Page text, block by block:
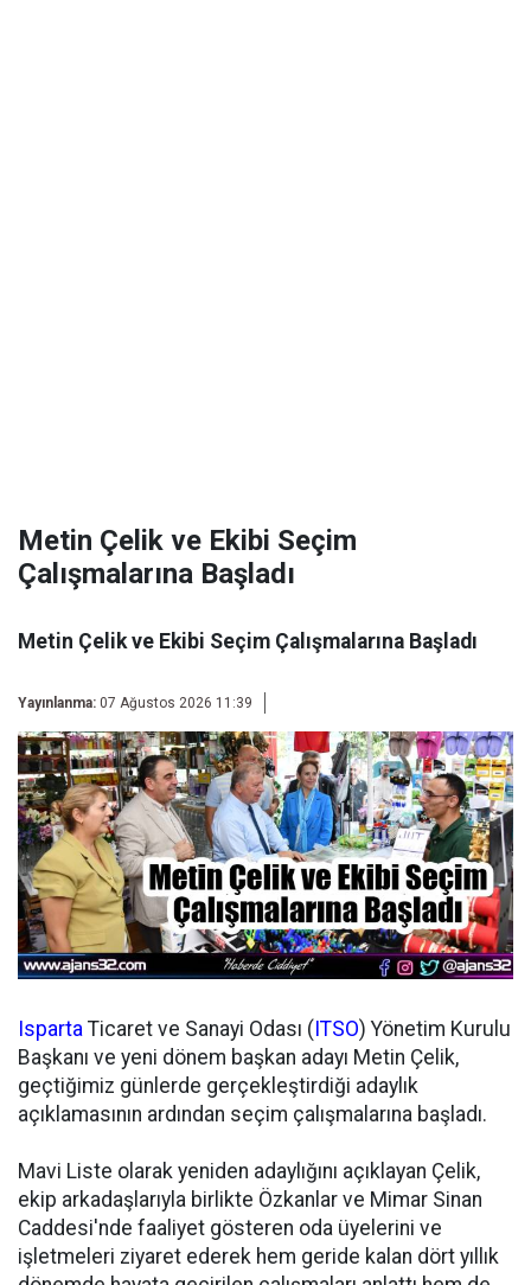
Metin Çelik ve Ekibi Seçim
Çalışmalarına Başladı
Metin Çelik ve Ekibi Seçim Çalışmalarına Başladı
Yayınlanma: 07 Ağustos 2026 11:39
Isparta Ticaret ve Sanayi Odası ( ITSO) Yönetim Kurulu
Başkanı ve yeni dönem başkan adayı Metin Çelik,
geçtiğimiz günlerde gerçekleştirdiği adaylık
açıklamasının ardından seçim çalışmalarına başladı.
Mavi Liste olarak yeniden adaylığını açıklayan Çelik,
ekip arkadaşlarıyla birlikte Özkanlar ve Mimar Sinan
Caddesi'nde faaliyet gösteren oda üyelerini ve
işletmeleri ziyaret ederek hem geride kalan dört yıllık